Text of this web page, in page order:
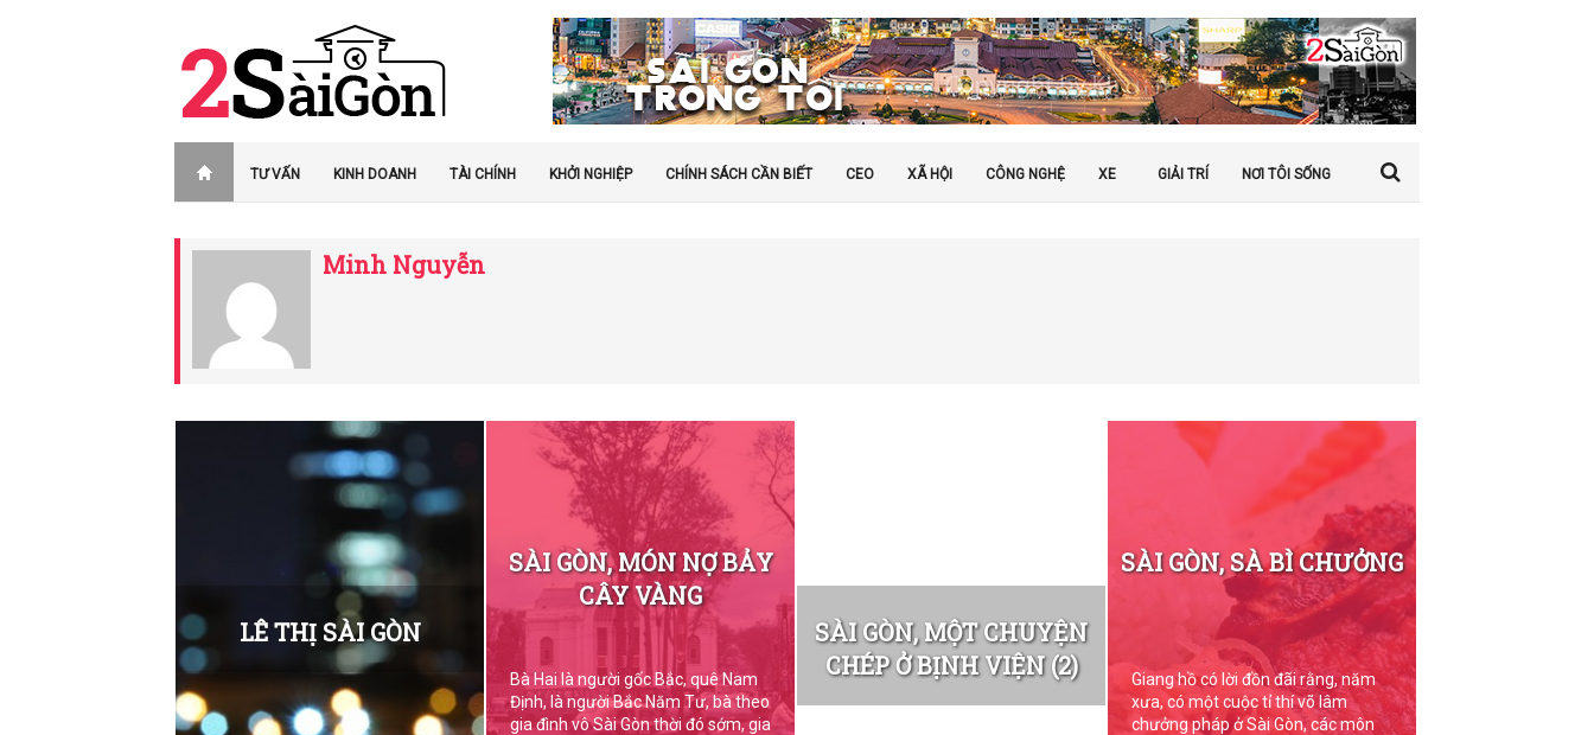
TƯ VẤN KINH DOANH TÀI CHÍNH KHỞI NGHIỆP CHÍNH SÁCH CẦN BIẾT CEO XÃ HỘI CÔNG NGHỆ XE GIẢI TRÍ NƠI TÔI SỐNG
Minh Nguyễn
LÊ THỊ SÀI GÒN
Bà Hai là người gốc Bắc, quê Nam
Định, là người Bắc Năm Tư, bà theo
gia đình vô Sài Gòn thời đó sớm, gia
SÀI GÒN, MÓN NỢ BẢY
CÂY VÀNG
SÀI GÒN, MỘT CHUYỆN
CHÉP Ở BỊNH VIỆN (2)
Giang hồ có lời đồn đãi rằng, năm
xưa, có một cuộc tỉ thí võ lâm
chưởng pháp ở Sài Gòn, các môn
SÀI GÒN, SÀ BÌ CHƯỞNG